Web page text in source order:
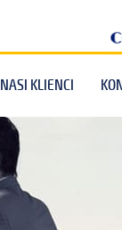
NASI KLIENCI